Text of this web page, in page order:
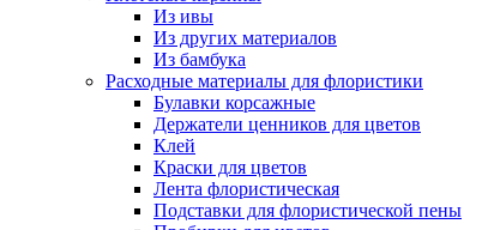
Из ивы
Из других материалов
Из бамбука
Расходные материалы для флористики
Булавки корсажные
Держатели ценников для цветов
Клей
Краски для цветов
Лента флористическая
Подставки для флористической пены